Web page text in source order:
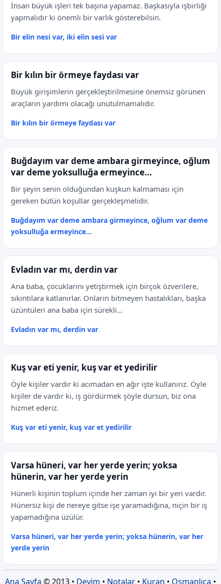
İnsan büyük işleri tek başına yapamaz. Başkasıyla işbirliği
yapmalıdır ki önemli bir varlık gösterebilsin.
Bir elin nesi var, iki elin sesi var
Bir kılın bir örmeye faydası var
Büyük girişimlerin gerçekleştirilmesine önemsiz görünen
araçların yardımı olacağı unutulmamalıdır.
Bir kılın bir örmeye faydası var
Buğdayım var deme ambara girmeyince, oğlum
var deme yoksulluğa ermeyince...
Bir şeyin senin olduğundan kuşkun kalmaması için
gereken bütün koşullar gerçekleşmelidir.
Buğdayım var deme ambara girmeyince, oğlum var deme
yoksulluğa ermeyince...
Evladın var mı, derdin var
Ana baba, çocuklarını yetiştirmek için birçok özverilere,
sıkıntılara katlanırlar. Onların bitmeyen hastalıkları, başka
üzüntüleri ana baba için sürekli...
Evladın var mı, derdin var
Kuş var eti yenir, kuş var et yedirilir
Öyle kişiler vardır ki acımadan en ağır işte kullanırız. Öyle
kişiler de vardır ki, iş gördürmek şöyle dursun, biz ona
hizmet ederiz.
Kuş var eti yenir, kuş var et yedirilir
Varsa hüneri, var her yerde yerin; yoksa
hünerin, var her yerde yerin
Hünerli kişinin toplum içinde her zaman iyi bir yeri vardır.
Hünersiz kişi de nereye gitse işe yaramadığına, niçin bir iş
yapamadığına üzülür.
Varsa hüneri, var her yerde yerin; yoksa hünerin, var her
yerde yerin
Ana Sayfa © 2013 • Deyim • Notalar • Kuran • Osmanlıca •